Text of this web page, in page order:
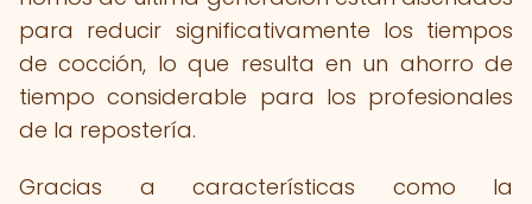
para reducir significativamente los tiempos
de cocción, lo que resulta en un ahorro de
tiempo considerable para los profesionales
de la repostería.
Gracias a características como la